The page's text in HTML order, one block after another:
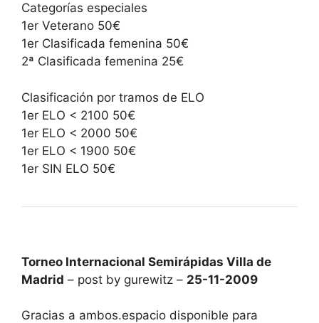
Categorías especiales
1er Veterano 50€
1er Clasificada femenina 50€
2ª Clasificada femenina 25€
Clasificación por tramos de ELO
1er ELO < 2100 50€
1er ELO < 2000 50€
1er ELO < 1900 50€
1er SIN ELO 50€
Torneo Internacional Semirápidas Villa de
Madrid – post by gurewitz – 25-11-2009
Gracias a ambos.espacio disponible para